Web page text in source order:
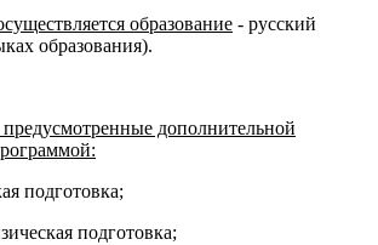
образование - русский
образования).
дополнительной
подготовка;
подготовка;